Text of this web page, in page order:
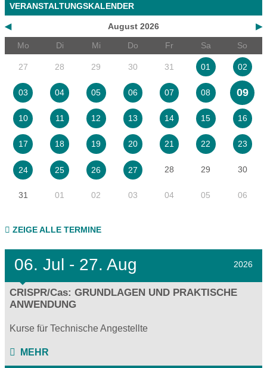
VERANSTALTUNGSKALENDER
◀ ▶
August 2026
Mo
Di Mi Do Fr Sa So
27 28 29 30 31 01 02
03 04 05 06 07 08 09
10 11 12 13 14 15 16
17 18 19 20 21 22 23
24 25 26 27 28 29 30
31 01 02 03 04 05 06
ZEIGE ALLE TERMINE
06. Jul - 27. Aug 2026
CRISPR/Cas: GRUNDLAGEN UND PRAKTISCHE
ANWENDUNG
Kurse für Technische Angestellte
MEHR